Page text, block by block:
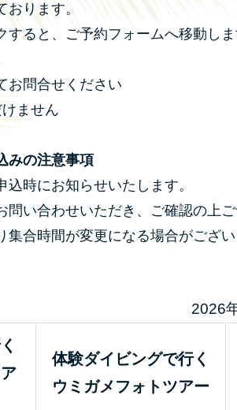
ります。
ると、ご予約フォームへ移動しま
お問合せください
ません
みの注意事項
時にお知らせいたします。
い合わせいただき、ご確認の上
合時間が変更になる場合がござ
2026
体験ダイビングで行く
ウミガメフォトツアー